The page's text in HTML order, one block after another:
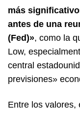
más
antes de una
(Fed)», como la
Low,
central
previsiones»
Entre los valores,